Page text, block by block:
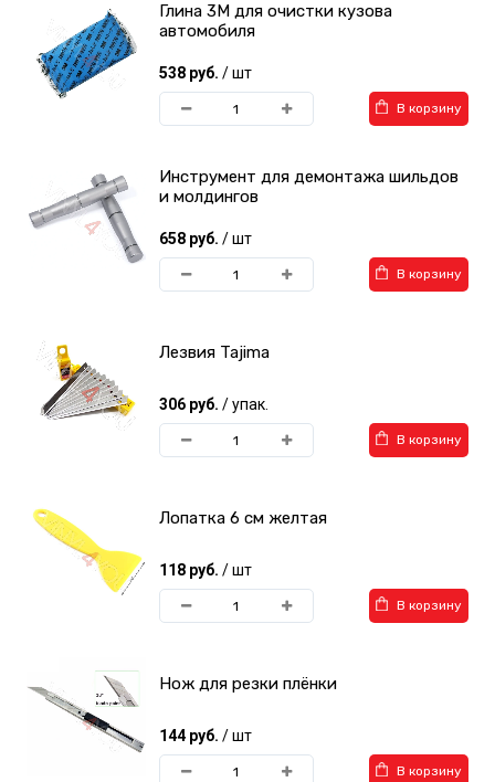
Глина 3М для очистки кузова
автомобиля
538 руб. / шт
В корзину
Инструмент для демонтажа шильдов
и молдингов
658 руб. / шт
В корзину
Лезвия Tajima
306 руб. / упак.
В корзину
Лопатка 6 см желтая
118 руб. / шт
В корзину
Нож для резки плёнки
144 руб. / шт
В корзину